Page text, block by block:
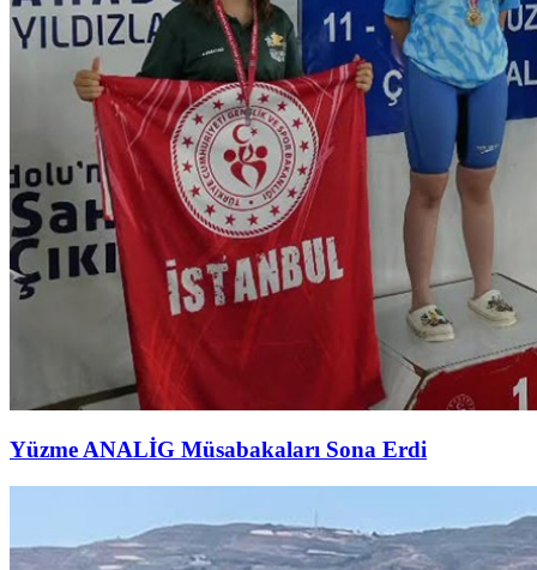
Yüzme ANALİG Müsabakaları Sona Erdi